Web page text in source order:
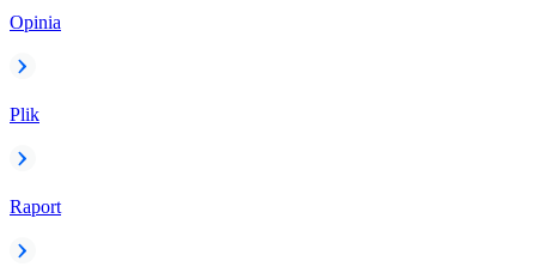
Opinia
Plik
Raport